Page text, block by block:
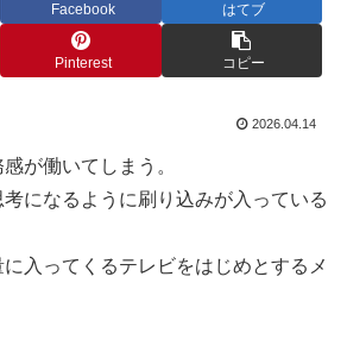
Facebook はてブ
Pinterest コピー
2026.04.14
が働いてしまう。
になるように刷り込みが入っている
入ってくるテレビをはじめとするメ